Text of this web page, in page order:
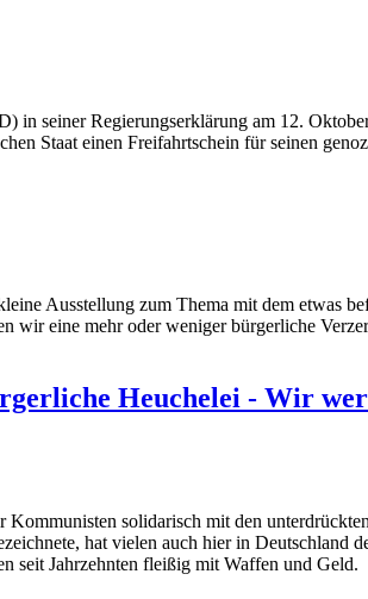
in seiner Regierungserklärung am 12.
Staat einen Freifahrtschein für seinen
Ausstellung zum Thema mit dem etwas
wir eine mehr oder weniger bürgerliche
Heuchelei - Wir
solidarisch mit den
hat vielen auch hier in Deutschland
seit Jahrzehnten fleißig mit Waffen und Geld.